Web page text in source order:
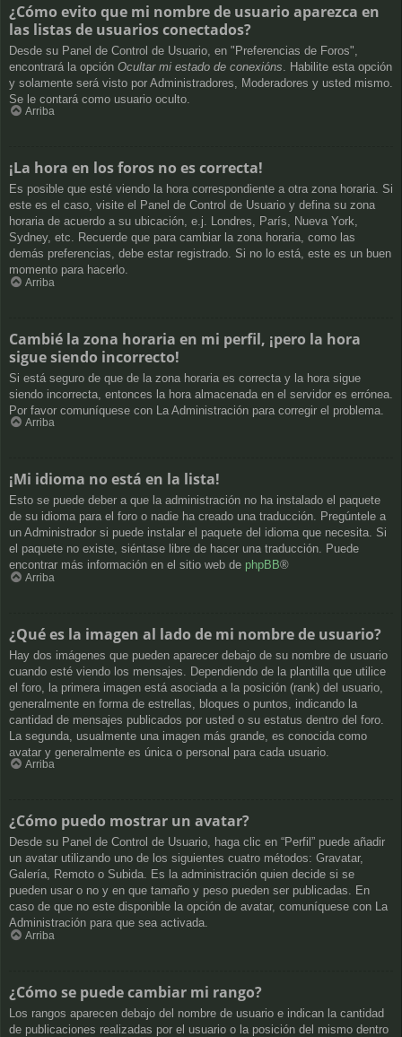
¿Cómo evito que mi nombre de usuario aparezca en
las listas de usuarios conectados?
Desde su Panel de Control de Usuario, en "Preferencias de Foros",
encontrará la opción Ocultar mi estado de conexións . Habilite esta opción
y solamente será visto por Administradores, Moderadores y usted mismo.
Se le contará como usuario oculto.
Arriba
¡La hora en los foros no es correcta!
Es posible que esté viendo la hora correspondiente a otra zona horaria. Si
este es el caso, visite el Panel de Control de Usuario y defina su zona
horaria de acuerdo a su ubicación, e.j. Londres, París, Nueva York,
Sydney, etc. Recuerde que para cambiar la zona horaria, como las
demás preferencias, debe estar registrado. Si no lo está, este es un buen
momento para hacerlo.
Arriba
Cambié la zona horaria en mi perfil, ¡pero la hora
sigue siendo incorrecto!
Si está seguro de que de la zona horaria es correcta y la hora sigue
siendo incorrecta, entonces la hora almacenada en el servidor es errónea.
Por favor comuníquese con La Administración para corregir el problema.
Arriba
¡Mi idioma no está en la lista!
Esto se puede deber a que la administración no ha instalado el paquete
de su idioma para el foro o nadie ha creado una traducción. Pregúntele a
un Administrador si puede instalar el paquete del idioma que necesita. Si
el paquete no existe, siéntase libre de hacer una traducción. Puede
encontrar más información en el sitio web de phpBB®
Arriba
¿Qué es la imagen al lado de mi nombre de usuario?
Hay dos imágenes que pueden aparecer debajo de su nombre de usuario
cuando esté viendo los mensajes. Dependiendo de la plantilla que utilice
el foro, la primera imagen está asociada a la posición (rank) del usuario,
generalmente en forma de estrellas, bloques o puntos, indicando la
cantidad de mensajes publicados por usted o su estatus dentro del foro.
La segunda, usualmente una imagen más grande, es conocida como
avatar y generalmente es única o personal para cada usuario.
Arriba
¿Cómo puedo mostrar un avatar?
Desde su Panel de Control de Usuario, haga clic en “Perfil” puede añadir
un avatar utilizando uno de los siguientes cuatro métodos: Gravatar,
Galería, Remoto o Subida. Es la administración quien decide si se
pueden usar o no y en que tamaño y peso pueden ser publicadas. En
caso de que no este disponible la opción de avatar, comuníquese con La
Administración para que sea activada.
Arriba
¿Cómo se puede cambiar mi rango?
Los rangos aparecen debajo del nombre de usuario e indican la cantidad
de publicaciones realizadas por el usuario o la posición del mismo dentro